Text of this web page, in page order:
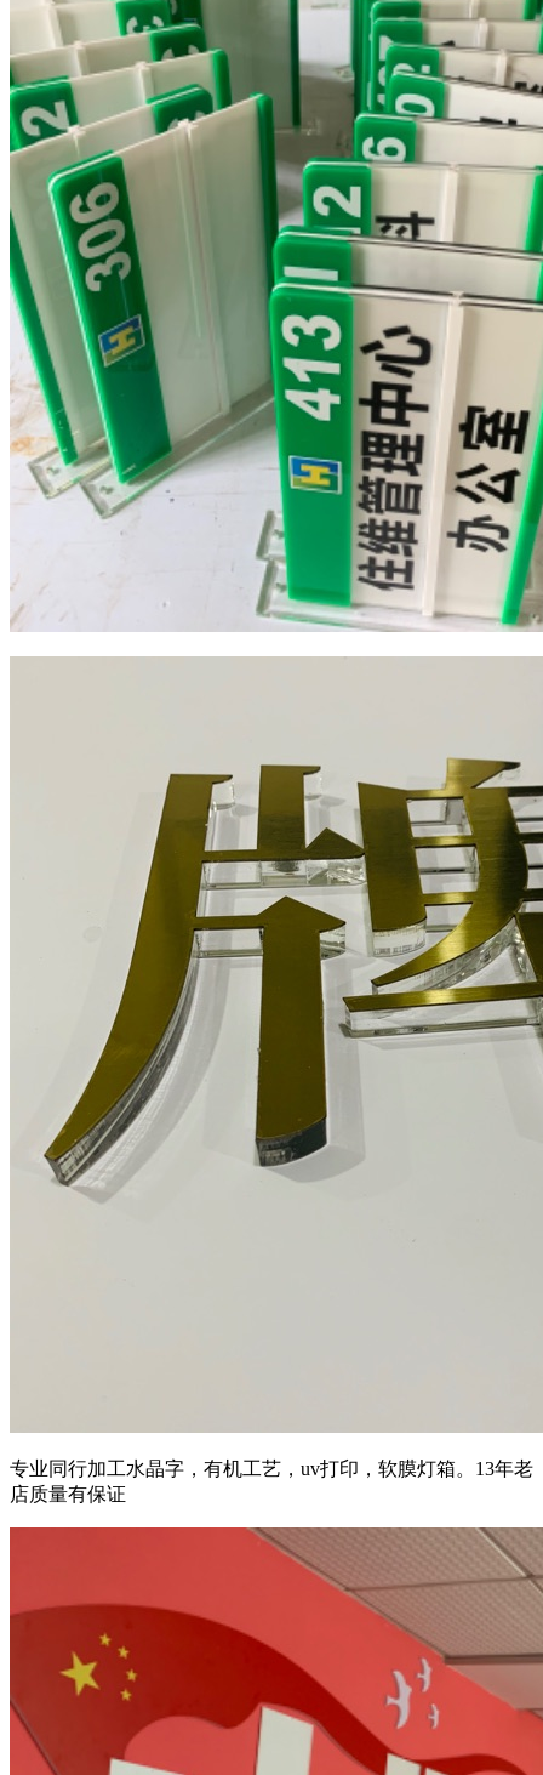
专业同行加工水晶字，有机工艺，uv打印，软膜灯箱。13年老
店质量有保证